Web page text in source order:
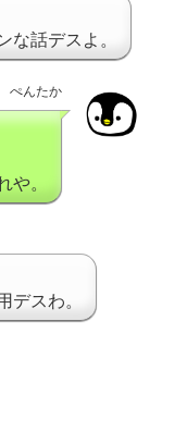
な話デスよ。
ぺんたか
。
デスわ。